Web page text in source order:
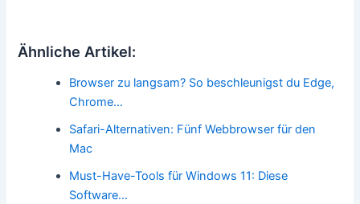
Ähnliche Artikel:
Browser zu langsam? So beschleunigst du Edge,
Chrome…
Safari-Alternativen: Fünf Webbrowser für den
Mac
Must-Have-Tools für Windows 11: Diese
Software…